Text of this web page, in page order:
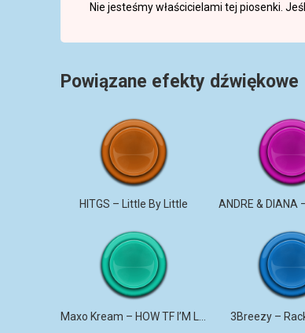
Nie jesteśmy właścicielami tej piosenki.
Powiązane efekty dźwiękowe
HITGS – Little By Little
3Breezy –